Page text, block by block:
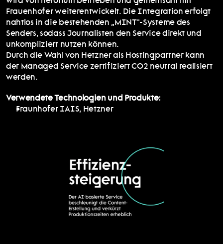
Frauenhofer weiterentwickelt. Die Integration erfolgt
nahtlos in die bestehenden „MINT"-Systeme des
Senders, sodass Journalisten den Service direkt und
unkompliziert nutzen können.
Durch die Wahl von Hetzner als Hostingpartner kann
der Managed Service zertifiziert CO2 neutral realisiert
werden.
Verwendete Technologien und Produkte:
Fraunhofer IAIS, Hetzner